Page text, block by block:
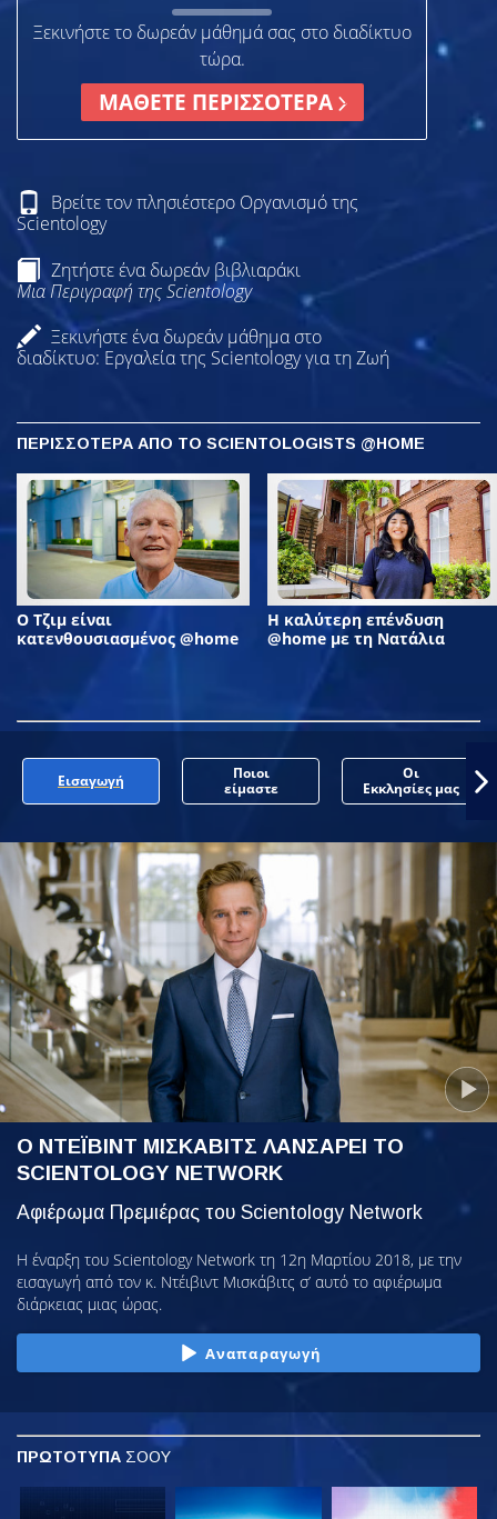
Ξεκινήστε το δωρεάν μάθημά σας στο διαδίκτυο
τώρα.
ΜΑΘΕΤΕ ΠΕΡΙΣΣΟΤΕΡΑ
Βρείτε τον πλησιέστερο Οργανισμό της
Scientology
Ζητήστε ένα δωρεάν βιβλιαράκι
Μια Περιγραφή της Scientology
Ξεκινήστε ένα δωρεάν μάθημα στο
διαδίκτυο: Εργαλεία της Scientology για τη Ζωή
ΠΕΡΙΣΣΟΤΕΡΑ ΑΠΟ ΤΟ SCIENTOLOGISTS @HOME
Ο Τζιμ είναι
κατενθουσιασμένος @home
Η καλύτερη επένδυση
@home με τη Νατάλια
Εισαγωγή
Ποιοι
είμαστε
Οι
Εκκλησίες μας
Ο ΝΤΕΪΒΙΝΤ ΜΙΣΚΑΒΙΤΣ ΛΑΝΣΑΡΕΙ ΤΟ
SCIENTOLOGY NETWORK
Αφιέρωμα Πρεμιέρας του Scientology Network
Η έναρξη του Scientology Network τη 12η Μαρτίου 2018, με την
εισαγωγή από τον κ. Ντέιβιντ Μισκάβιτς σ’ αυτό το αφιέρωμα
διάρκειας μιας ώρας.
Αναπαραγωγή
ΠΡΩΤΟΤΥΠΑ ΣΟΟΥ